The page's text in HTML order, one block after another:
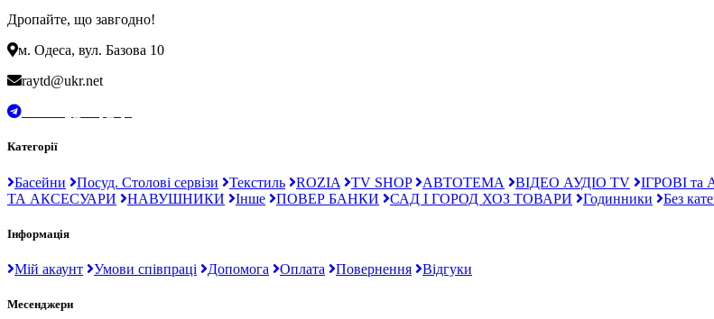
Дропайте, що завгодно!
м. Одеса, вул. Базова 10
raytd@ukr.net
Категорії
Басейни Посуд. Столові сервізи Текстиль ROZIA TV SHOP АВТОТЕМА ВІДЕО АУДІО TV ІГРОВІ
ТА АКСЕСУАРИ
НАВУШНИКИ Інше ПОВЕР БАНКИ САД І ГОРОД ХОЗ ТОВАРИ Годинники Без
Інформація
Мій акаунт Умови співпраці Допомога Оплата Повернення Відгуки
Месенджери